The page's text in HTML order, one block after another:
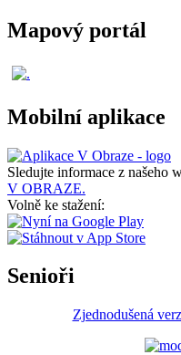
Mapový portál
Mobilní aplikace
Sledujte informace z našeho
V OBRAZE.
Volně ke stažení:
Senioři
Zjednodušená